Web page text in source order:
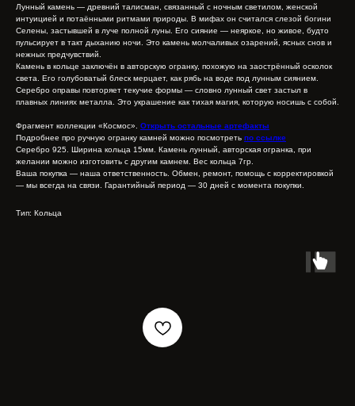
Лунный камень — древний талисман, связанный с ночным светилом, женской
интуицией и потаёнными ритмами природы. В мифах он считался слезой богини
Селены, застывшей в луче полной луны. Его сияние — неяркое, но живое, будто
пульсирует в такт дыханию ночи. Это камень молчаливых озарений, ясных снов и
нежных предчувствий.
Камень в кольце заключён в авторскую огранку, похожую на заострённый осколок
света. Его голубоватый блеск мерцает, как рябь на воде под лунным сиянием.
Серебро оправы повторяет текучие формы — словно лунный свет застыл в
плавных линиях металла. Это украшение как тихая магия, которую носишь с собой.
Фрагмент коллекции «Космос». Открыть остальные артефакты
Подробнее про ручную огранку камней можно посмотреть по ссылке
Серебро 925. Ширина кольца 15мм. Камень лунный, авторская огранка, при
желании можно изготовить с другим камнем. Вес кольца 7гр.
Ваша покупка — наша ответственность. Обмен, ремонт, помощь с корректировкой
— мы всегда на связи. Гарантийный период — 30 дней с момента покупки.
Тип: Кольца